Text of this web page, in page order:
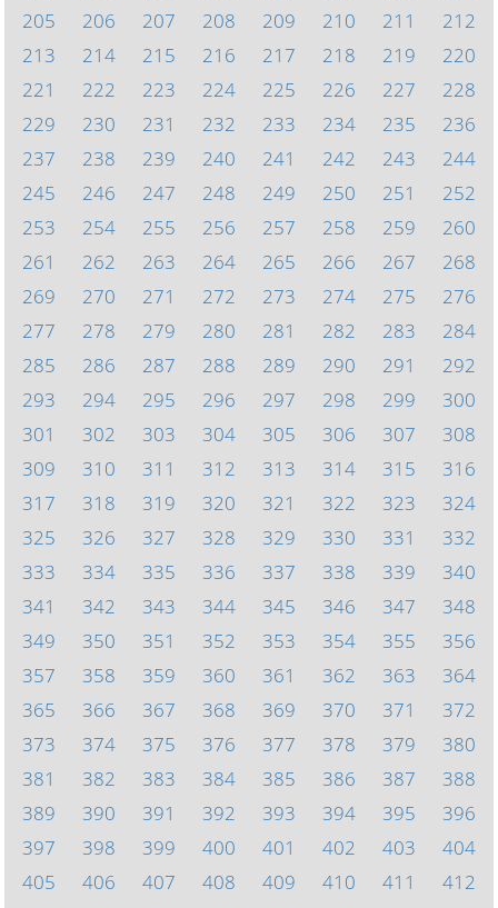
205
206 207 208 209 210 211
212
213
214 215 216 217 218 219
220
221
222 223 224 225 226 227
228
229
230 231 232 233 234 235
236
237
238 239 240 241 242 243
244
245
246 247 248 249 250 251
252
253
254 255 256 257 258 259
260
261
262 263 264 265 266 267
268
269
270 271 272 273 274 275
276
277
278 279 280 281 282 283
284
285
286 287 288 289 290 291
292
293
294 295 296 297 298 299
300
301
302 303 304 305 306 307
308
309
310 311 312 313 314 315
316
317
318 319 320 321 322 323
324
325
326 327 328 329 330 331
332
333
334 335 336 337 338 339
340
341
342 343 344 345 346 347
348
349
350 351 352 353 354 355
356
357
358 359 360 361 362 363
364
365
366 367 368 369 370 371
372
373
374 375 376 377 378 379
380
381
382 383 384 385 386 387
388
389
390 391 392 393 394 395
396
397
398 399 400 401 402 403
404
405
406 407 408 409 410 411
412